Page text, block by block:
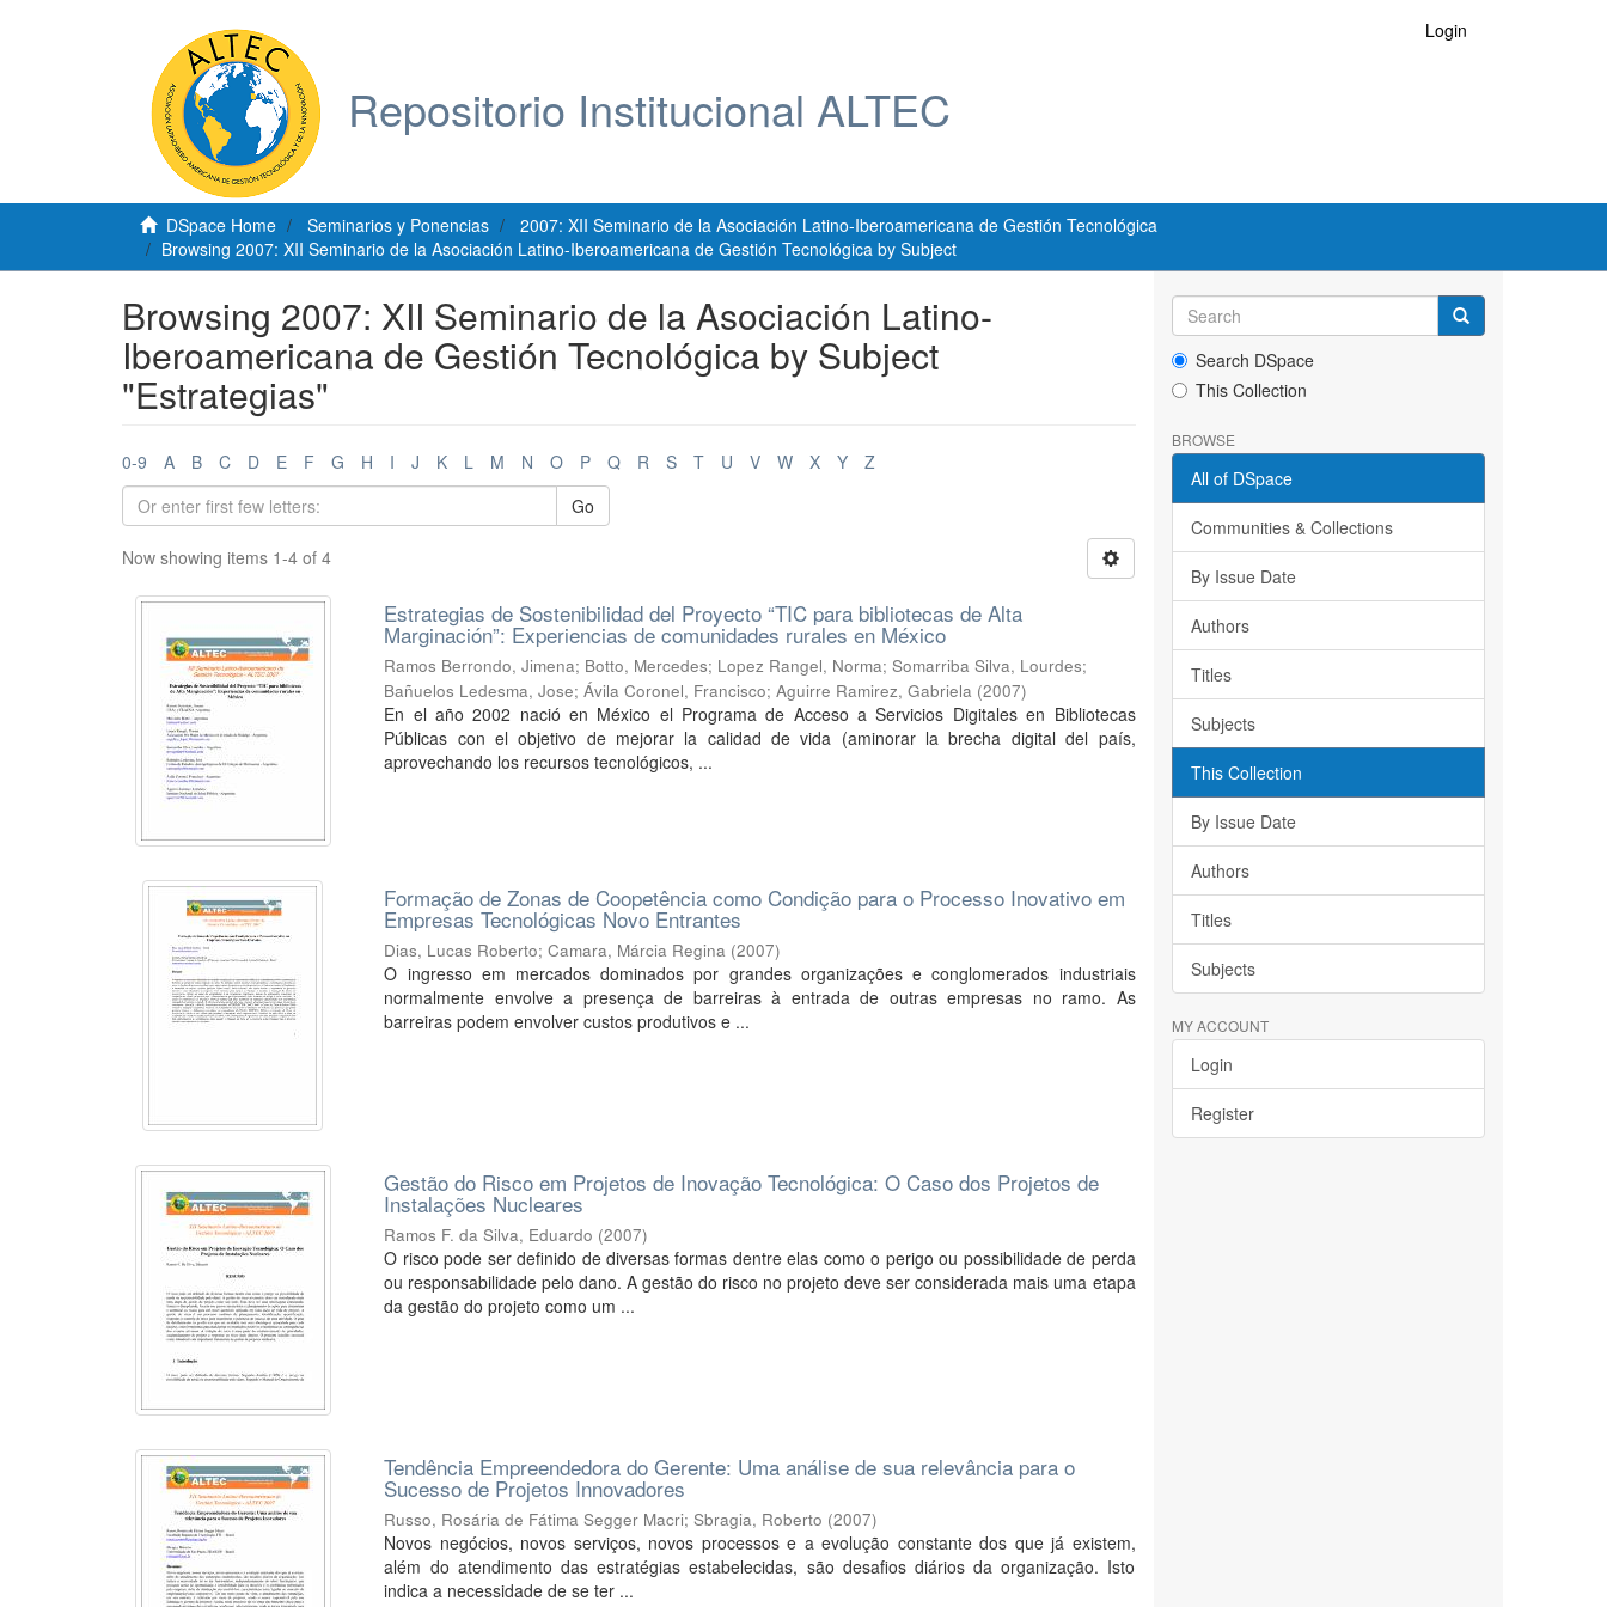
Repositorio Institucional ALTEC
Login
DSpace Home Seminarios y Ponencias
2007: XII Seminario de la Asociación Latino-Iberoamericana de Gestión Tecnológica
Browsing 2007: XII Seminario de la Asociación Latino-Iberoamericana de Gestión Tecnológica by Subject
Browsing 2007: XII Seminario de la Asociación Latino-
Iberoamericana de Gestión Tecnológica by Subject
"Estrategias"
0-9 A B C D E F G H I J K L M N O P Q R S T U V W X Y
Z
Go
Now showing items 1-4 of 4
Estrategias de Sostenibilidad del Proyecto “TIC para bibliotecas de Alta
Marginación”: Experiencias de comunidades rurales en México
Ramos Berrondo, Jimena; Botto, Mercedes; Lopez Rangel, Norma;Somarriba Silva, Lourdes;
Bañuelos Ledesma, Jose;Ávila Coronel, Francisco;Aguirre Ramirez, Gabriela (2007)
En el año 2002 nació en México el Programa de Acceso a Servicios Digitales en Bibliotecas
Públicas con el objetivo de mejorar la calidad de vida (aminorar la brecha digital del país,
aprovechando los recursos tecnológicos, ...
Formação de Zonas de Coopetência como Condição para o Processo Inovativo em
Empresas Tecnológicas Novo Entrantes
Dias, Lucas Roberto;Camara, Márcia Regina (2007)
O ingresso em mercados dominados por grandes organizações e conglomerados industriais
normalmente envolve a presença de barreiras à entrada de outras empresas no ramo. As
barreiras podem envolver custos produtivos e ...
Gestão do Risco em Projetos de Inovação Tecnológica: O Caso dos Projetos de
Instalações Nucleares
Ramos F. da Silva, Eduardo (2007)
O risco pode ser definido de diversas formas dentre elas como o perigo ou possibilidade de perda
ou responsabilidade pelo dano. A gestão do risco no projeto deve ser considerada mais uma etapa
da gestão do projeto como um ...
Tendência Empreendedora do Gerente: Uma análise de sua relevância para o
Sucesso de Projetos Innovadores
Russo, Rosária de Fátima Segger Macri;Sbragia, Roberto (2007)
Novos negócios, novos serviços, novos processos e a evolução constante dos que já existem,
além do atendimento das estratégias estabelecidas, são desafios diários da organização. Isto
indica a necessidade de se ter ...
Search DSpace
This Collection
BROWSE
All of DSpace
Communities & Collections
By Issue Date
Authors
Titles
Subjects
This Collection
By Issue Date
Authors
Titles
Subjects
MY ACCOUNT
Login
Register